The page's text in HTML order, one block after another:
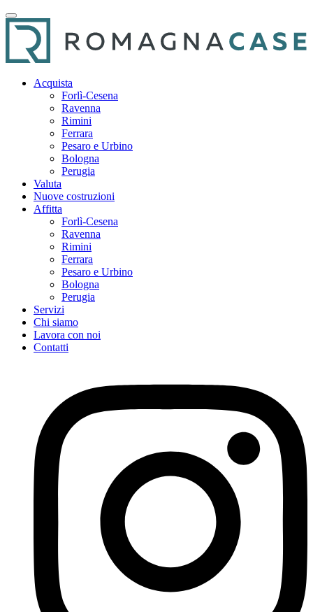
Acquista
Forlì-Cesena
Ravenna
Rimini
Ferrara
Pesaro e Urbino
Bologna
Perugia
Valuta
Nuove costruzioni
Affitta
Forlì-Cesena
Ravenna
Rimini
Ferrara
Pesaro e Urbino
Bologna
Perugia
Servizi
Chi siamo
Lavora con noi
Contatti